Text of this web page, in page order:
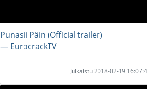
Punasii Päin (Official trailer)
― EurocrackTV
Julkaistu 2018-02-19